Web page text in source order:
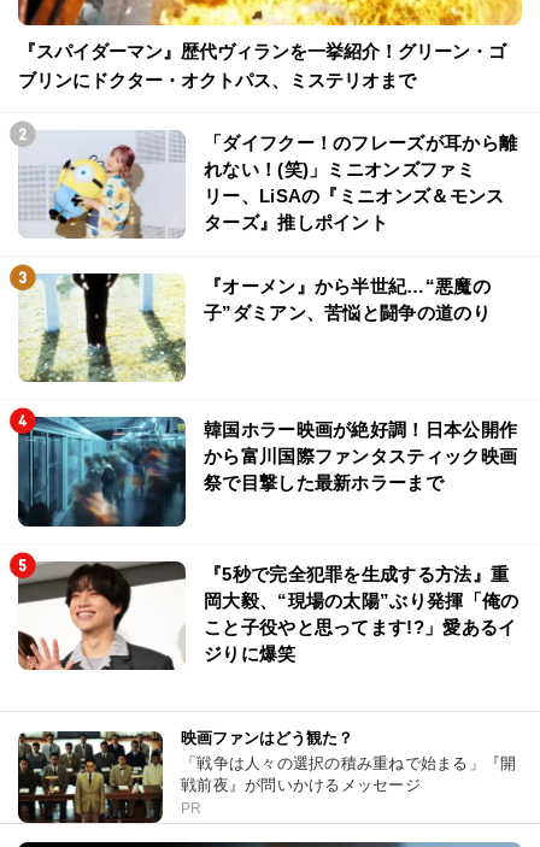
『スパイダーマン』歴代ヴィランを一挙紹介！グリーン・ゴ
ブリンにドクター・オクトパス、ミステリオまで
「ダイフクー！のフレーズが耳から離
れない！(笑)」ミニオンズファミ
リー、LiSAの『ミニオンズ＆モンス
ターズ』推しポイント
『オーメン』から半世紀…“悪魔の
子”ダミアン、苦悩と闘争の道のり
韓国ホラー映画が絶好調！日本公開作
から富川国際ファンタスティック映画
祭で目撃した最新ホラーまで
『5秒で完全犯罪を生成する方法』重
岡大毅、“現場の太陽”ぶり発揮「俺の
こと子役やと思ってます!?」愛あるイ
ジりに爆笑
映画ファンはどう観た？
「戦争は人々の選択の積み重ねで始まる」『開
戦前夜』が問いかけるメッセージ
PR